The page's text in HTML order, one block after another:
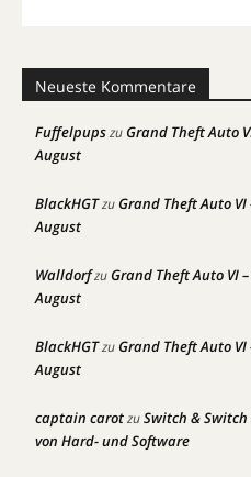
Neueste Kommentare
FuffelpupszuGrand Theft Auto
August
BlackHGTzuGrand Theft Auto
August
WalldorfzuGrand Theft Auto VI
August
BlackHGTzuGrand Theft Auto
August
captain carotzuSwitch &
von Hard- und Software